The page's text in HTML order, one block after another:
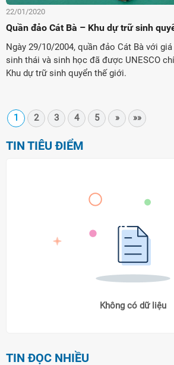
22/01/2020
Quần đảo Cát Bà – Khu dự trữ sinh
Ngày 29/10/2004, quần đảo Cát Bà với
sinh thái và sinh học đã được UNESCO
Khu dự trữ sinh quyển thế giới.
1 2 3 4 5 » »»
TIN TIÊU ĐIỂM
Không có dữ liệu
TIN ĐỌC NHIỀU